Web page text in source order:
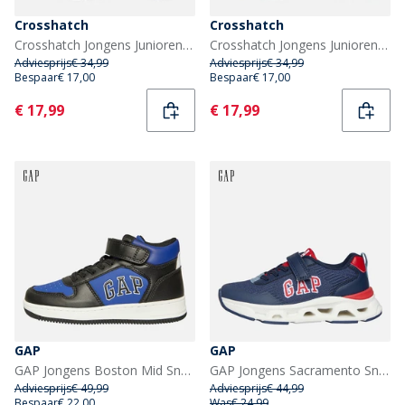
Crosshatch
Crosshatch Jongens Junioren Jesmond Sneakers Black Mono
Adviesprijs€ 34,99
Bespaar€ 17,00
Current
€ 17,99
Crosshatch
Crosshatch Jongens Junioren Jesmond Sneakers Wit
Adviesprijs€ 34,99
Bespaar€ 17,00
Current
€ 17,99
GAP
GAP Jongens Boston Mid Sneakers Zwart/Blauw
Adviesprijs€ 49,99
GAP
GAP Jongens Sacramento Sneakers Navy Red Blue
Adviesprijs€ 44,99